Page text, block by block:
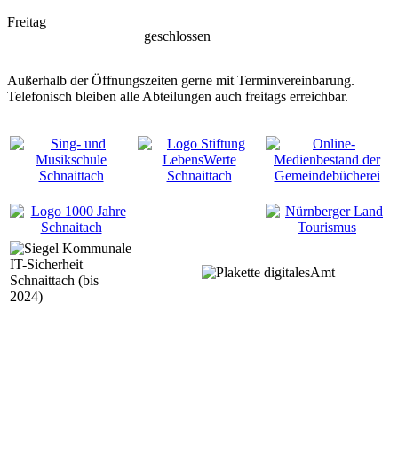
Freitag
geschlossen
Außerhalb der Öffnungszeiten gerne mit Terminvereinbarung.
Telefonisch bleiben alle Abteilungen auch freitags erreichbar.